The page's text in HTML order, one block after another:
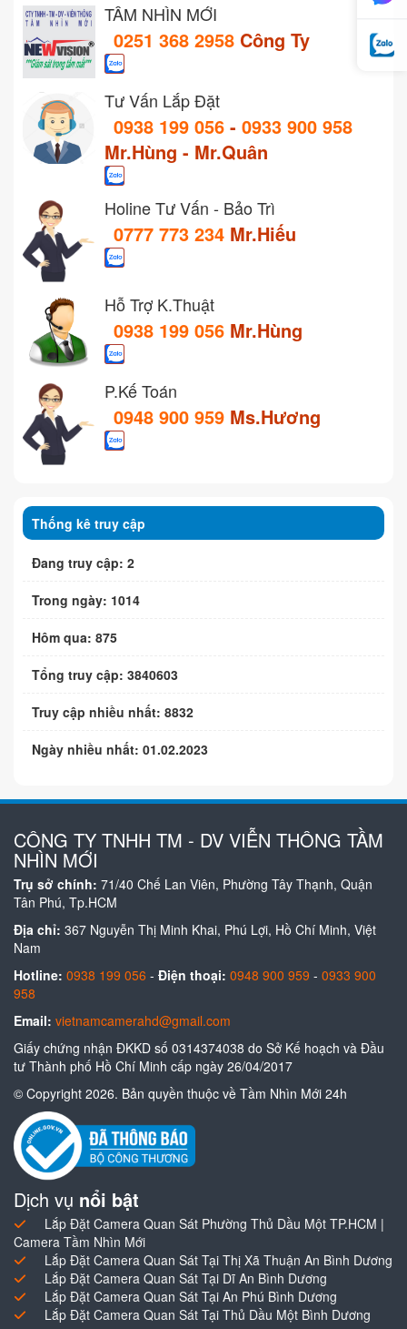
TẦM NHÌN MỚI
0251 368 2958 Công Ty
Tư Vấn Lắp Đặt
0938 199 056 - 0933 900 958
Mr.Hùng - Mr.Quân
Holine Tư Vấn - Bảo Trì
0777 773 234 Mr.Hiếu
Hỗ Trợ K.Thuật
0938 199 056 Mr.Hùng
P.Kế Toán
0948 900 959 Ms.Hương
Thống kê truy cập
Đang truy cập: 2
Trong ngày: 1014
Hôm qua: 875
Tổng truy cập: 3840603
Truy cập nhiều nhất: 8832
Ngày nhiều nhất: 01.02.2023
CÔNG TY TNHH TM - DV VIỄN THÔNG TẦM
NHÌN MỚI
Trụ sở chính: 71/40 Chế Lan Viên, Phường Tây Thạnh, Quận
Tân Phú, Tp.HCM
Địa chỉ: 367 Nguyễn Thị Minh Khai, Phú Lợi, Hồ Chí Minh, Việt
Nam
Hotline: 0938 199 056 - Điện thoại: 0948 900 959 - 0933 900
958
Email: vietnamcamerahd@gmail.com
Giấy chứng nhận ĐKKD số 0314374038 do Sở Kế hoạch và Đầu
tư Thành phố Hồ Chí Minh cấp ngày 26/04/2017
© Copyright 2026. Bản quyền thuộc về Tầm Nhìn Mới 24h
Dịch vụ nổi bật
Lắp Đặt Camera Quan Sát Phường Thủ Dầu Một TP.HCM |
Camera Tầm Nhìn Mới
Lắp Đặt Camera Quan Sát Tại Thị Xã Thuận An Bình Dương
Lắp Đặt Camera Quan Sát Tại Dĩ An Bình Dương
Lắp Đặt Camera Quan Sát Tại An Phú Bình Dương
Lắp Đặt Camera Quan Sát Tại Thủ Dầu Một Bình Dương